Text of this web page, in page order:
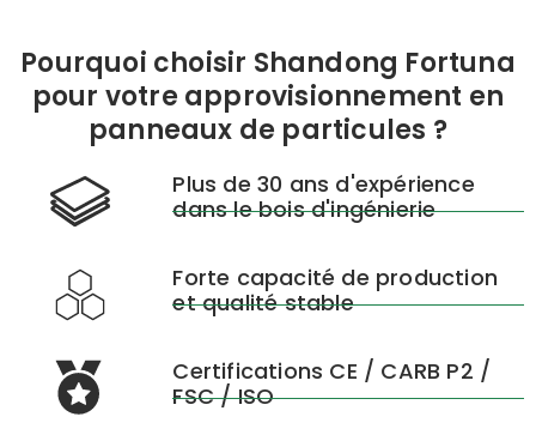
Pourquoi choisir Shandong Fortuna
pour votre approvisionnement en
panneaux de particules ?
Plus de 30 ans d'expérience
dans le bois d'ingénierie
Forte capacité de production
et qualité stable
Certifications CE / CARB P2 /
FSC / ISO